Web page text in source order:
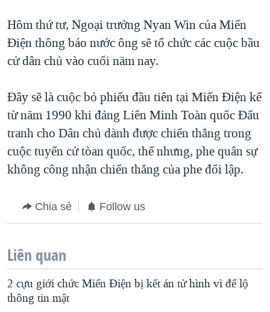
QUAN HỆ VIỆT MỸ
Hôm thứ tư, Ngoại trưởng Nyan Win của Miến
Ðiện thông báo nước ông sẽ tổ chức các cuộc bầu
cử dân chủ vào cuối năm nay.
Đây sẽ là cuộc bỏ phiếu đầu tiên tại Miến Điện kể
từ năm 1990 khi đảng Liên Minh Toàn quốc Ðấu
tranh cho Dân chủ dành được chiến thắng trong
cuộc tuyển cử tòan quốc, thế nhưng, phe quân sự
không công nhận chiến thắng của phe đối lập.
Chia sẻ Follow us
Liên quan
2 cựu giới chức Miến Ðiện bị kết án tử hình vì để lộ
thông tin mật